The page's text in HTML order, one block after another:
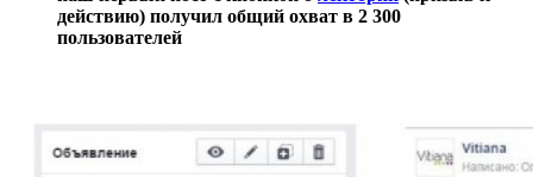
действию) получил общий охват в 2 300
пользователей